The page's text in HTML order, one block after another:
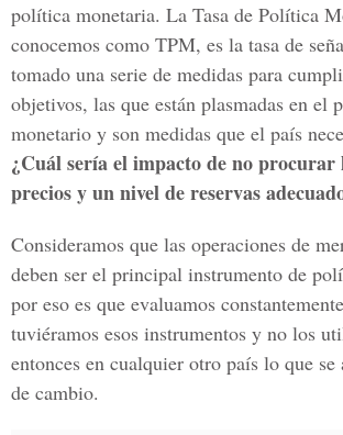
política monetaria. La Tasa de Política
conocemos como TPM, es la tasa de
tomado una serie de medidas para
objetivos, las que están plasmadas en el
monetario y son medidas que el país
¿Cuál sería el impacto de no procurar
precios y un nivel de reservas
Consideramos que las operaciones de
deben ser el principal instrumento de
por eso es que evaluamos
tuviéramos esos instrumentos y no los
entonces en cualquier otro país lo que
de cambio.